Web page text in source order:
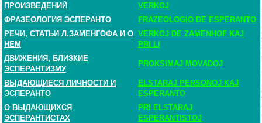
ПРОИЗВЕДЕНИЙ
VERKOJ
ФРАЗЕОЛОГИЯ ЭСПЕРАНТО
FRAZEOLOGIO DE ESPERANTO
РЕЧИ, СТАТЬИ Л.ЗАМЕНГОФА И О
НЕМ
VERKOJ DE ZAMENHOF KAJ
PRI LI
ДВИЖЕНИЯ, БЛИЗКИЕ
ЭСПЕРАНТИЗМУ
PROKSIMAJ MOVADOJ
ВЫДАЮЩИЕСЯ ЛИЧНОСТИ И
ЭСПЕРАНТО
ELSTARAJ PERSONOJ KAJ
ESPERANTO
О ВЫДАЮЩИХСЯ
ЭСПЕРАНТИСТАХ
PRI ELSTARAJ
ESPERANTISTOJ